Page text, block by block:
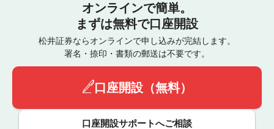
オンラインで簡単。
まずは無料で口座開設
松井証券ならオンラインで申し込みが完結します。
署名・捺印・書類の郵送は不要です。
口座開設（無料）
口座開設サポートへご相談